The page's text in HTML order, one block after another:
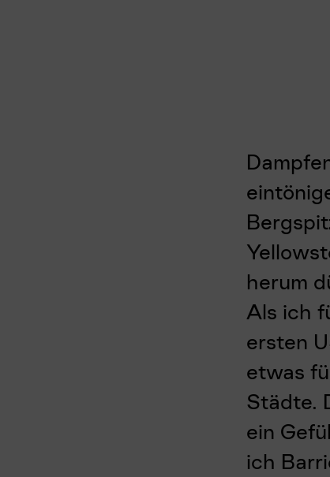
herum
Als ich
ersten
etwas
Städte.
ein
ich